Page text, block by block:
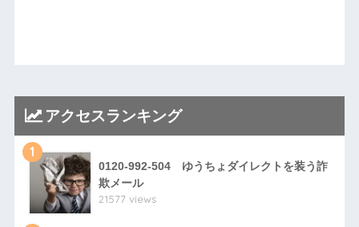
アクセスランキング
1
0120-992-504 ゆうちょダイレクトを装う詐
欺メール
21577 views